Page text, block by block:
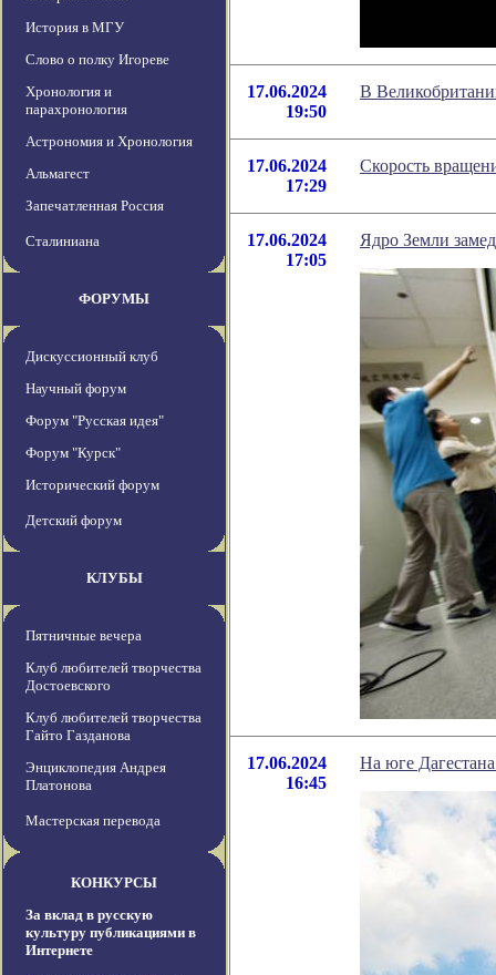
История в МГУ
Слово о полку Игореве
Хронология и
парахронология
Астрономия и Хронология
Альмагест
Запечатленная Россия
Сталиниана
ФОРУМЫ
Дискуссионный клуб
Научный форум
Форум "Русская идея"
Форум "Курск"
Исторический форум
Детский форум
КЛУБЫ
Пятничные вечера
Клуб любителей творчества
Достоевского
Клуб любителей творчества
Гайто Газданова
Энциклопедия Андрея
Платонова
Мастерская перевода
КОНКУРСЫ
За вклад в русскую
культуру публикациями в
Интернете
17.06.2024
19:50
В
17.06.2024
17:29
Скорость
17.06.2024
17:05
Ядро Земли
17.06.2024
16:45
На юге